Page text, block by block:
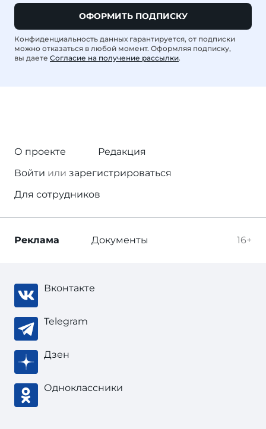
ОФОРМИТЬ ПОДПИСКУ
Конфиденциальность данных гарантируется, от подписки
можно отказаться в любой момент. Оформляя подписку,
вы даете Согласие на получение рассылки.
О проекте
Редакция
Войти или зарегистрироваться
Для сотрудников
16+
Реклама Документы
Вконтакте
Telegram
Дзен
Одноклассники